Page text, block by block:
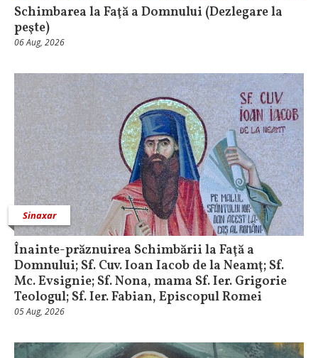
Schimbarea la Faţă a Domnului (Dezlegare la
peşte)
06 Aug, 2026
Sinaxar
Înainte-prăznuirea Schimbării la Faţă a
Domnului; Sf. Cuv. Ioan Iacob de la Neamţ; Sf.
Mc. Evsignie; Sf. Nona, mama Sf. Ier. Grigorie
Teologul; Sf. Ier. Fabian, Episcopul Romei
05 Aug, 2026